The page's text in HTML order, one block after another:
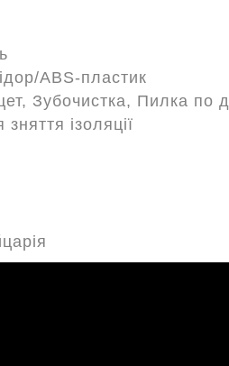
ABS-пластик
Зубочистка, Пилка
ізоляції